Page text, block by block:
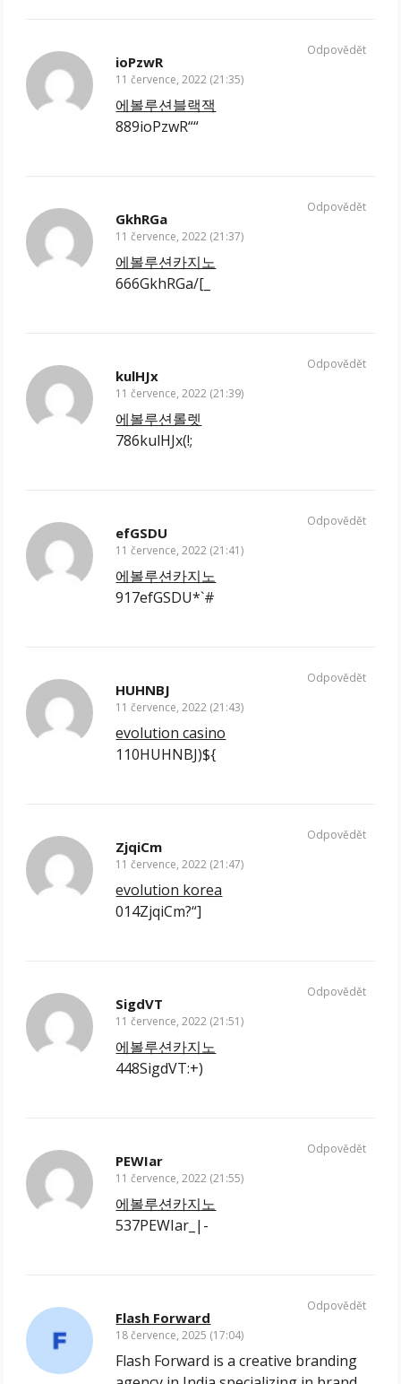
ioPzwR
11 července, 2022 (21:35)
에볼루션블랙잭
889ioPzwR““
Odpovědět
GkhRGa
11 července, 2022 (21:37)
에볼루션카지노
666GkhRGa/[_
Odpovědět
kulHJx
11 července, 2022 (21:39)
에볼루션롤렛
786kulHJx(!;
Odpovědět
efGSDU
11 července, 2022 (21:41)
에볼루션카지노
917efGSDU*`#
Odpovědět
HUHNBJ
11 července, 2022 (21:43)
evolution casino
110HUHNBJ)${
Odpovědět
ZjqiCm
11 července, 2022 (21:47)
evolution korea
014ZjqiCm?“]
Odpovědět
SigdVT
11 července, 2022 (21:51)
에볼루션카지노
448SigdVT:+)
Odpovědět
PEWIar
11 července, 2022 (21:55)
에볼루션카지노
537PEWIar_|-
Odpovědět
Flash Forward
18 července, 2025 (17:04)
Flash Forward is a creative branding
Odpovědět